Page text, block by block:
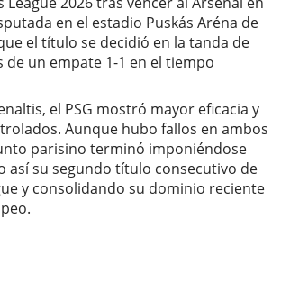
en el estadio Puskás Aréna de
el título se decidió en la tanda de
de un empate 1-1 en el tiempo
el PSG mostró mayor eficacia y
Aunque hubo fallos en ambos
parisino terminó imponiéndose
así su segundo título consecutivo de
y consolidando su dominio reciente